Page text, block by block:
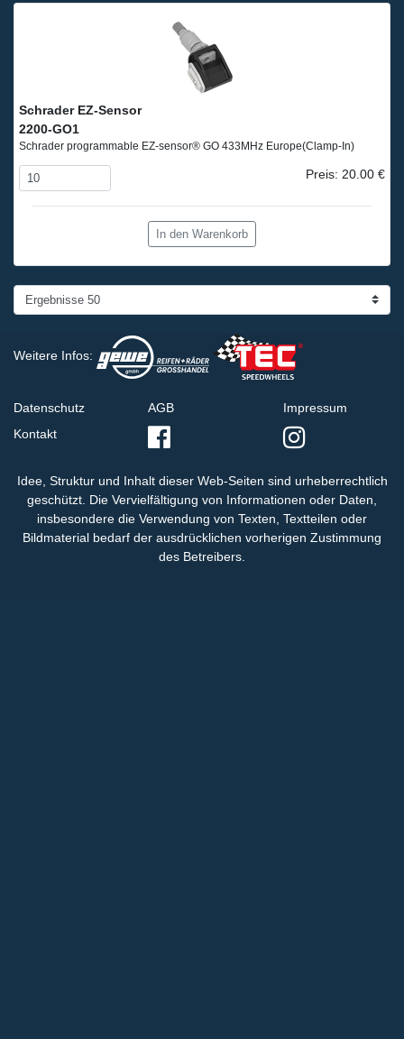
Schrader EZ-Sensor
2200-GO1
Schrader programmable EZ-sensor® GO 433MHz Europe(Clamp-In)
Preis: 20.00 €
In den Warenkorb
Weitere Infos:
Datenschutz
Kontakt
AGB Impressum
Idee, Struktur und Inhalt dieser Web-Seiten sind urheberrechtlich
geschützt. Die Vervielfältigung von Informationen oder Daten,
insbesondere die Verwendung von Texten, Textteilen oder
Bildmaterial bedarf der ausdrücklichen vorherigen Zustimmung
des Betreibers.